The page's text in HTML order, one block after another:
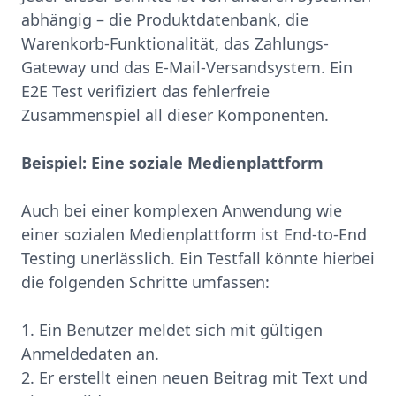
abhängig – die Produktdatenbank, die
Warenkorb-Funktionalität, das Zahlungs-
Gateway und das E-Mail-Versandsystem. Ein
E2E Test verifiziert das fehlerfreie
Zusammenspiel all dieser Komponenten.
Beispiel: Eine soziale Medienplattform
Auch bei einer komplexen Anwendung wie
einer sozialen Medienplattform ist End-to-End
Testing unerlässlich. Ein Testfall könnte hierbei
die folgenden Schritte umfassen:
1. Ein Benutzer meldet sich mit gültigen
Anmeldedaten an.
2. Er erstellt einen neuen Beitrag mit Text und